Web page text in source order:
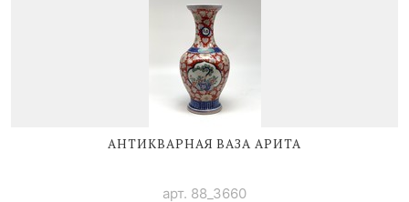
АНТИКВАРНАЯ ВАЗА АРИТА
арт. 88_3660